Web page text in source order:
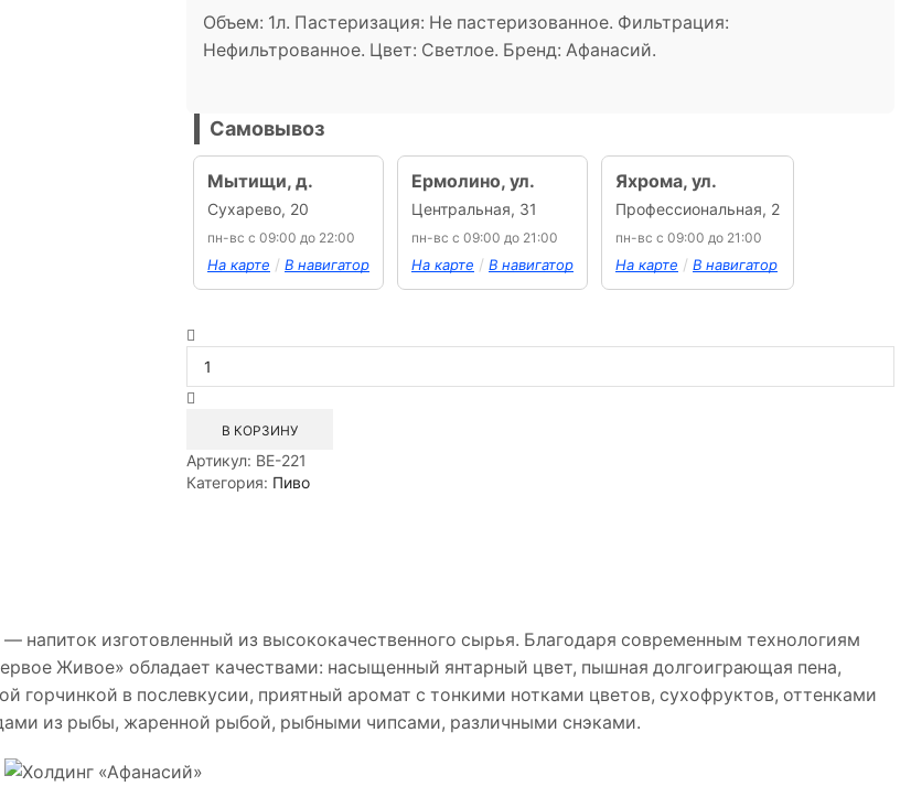
Объем: 1л. Пастеризация: Не пастеризованное. Фильтрация:
Нефильтрованное. Цвет: Светлое. Бренд: Афанасий.
Самовывоз
Мытищи, д.
Сухарево, 20
пн-вс с 09:00 до 22:00
На карте / В навигатор
Ермолино, ул.
Центральная, 31
пн-вс с 09:00 до 21:00
На карте / В навигатор
Яхрома, ул.
Профессиональная, 2
пн-вс с 09:00 до 21:00
На карте / В навигатор
товара
Пиво
нефильтролванное
Первое
Живое
В КОРЗИНУ
Артикул: BE-221
Категория: Пиво
напиток изготовленный из высококачественного сырья. Благодаря современным технологиям
Живое» обладает качествами: насыщенный янтарный цвет, пышная долгоиграющая пена,
горчинкой в послевкусии, приятный аромат с тонкими нотками цветов, сухофруктов, оттенками
из рыбы, жаренной рыбой, рыбными чипсами, различными снэками.